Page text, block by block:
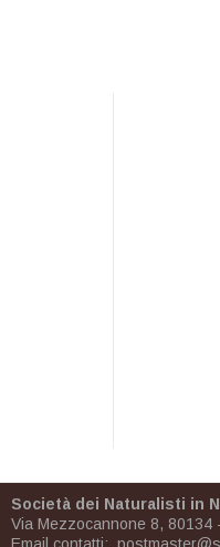
Società dei Naturalisti in
Via Mezzocannone 8, 80134